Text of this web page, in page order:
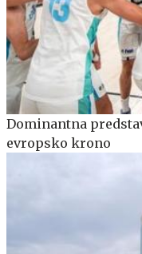
Dominantna
evropsko krono